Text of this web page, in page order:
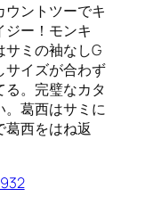
ウントツーでキ
ジー！モンキ
サミの袖なしG
サイズが合わず
る。完璧なカタ
。葛西はサミに
葛西をはね返